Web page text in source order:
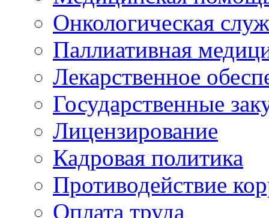
Онкологическая
Паллиативная
Лекарственное
Государственные
Лицензирование
Кадровая политика
Противодействие
Оплата труда